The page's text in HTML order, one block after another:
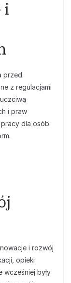
i
przed
z regulacjami
i praw
dla osób
i rozwój
opieki
wcześniej były